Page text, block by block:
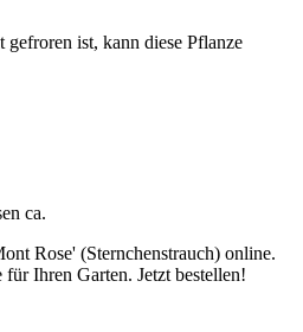
gefroren ist, kann diese Pflanze
ca.
Rose' (Sternchenstrauch) online.
Ihren Garten. Jetzt bestellen!